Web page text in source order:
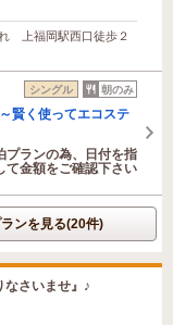
上福岡駅西口徒歩２
シングル 朝のみ
賢く使ってエコステ
プランの為、日付を指
て金額をご確認下さい
ンを見る(20件)
さいませ』♪